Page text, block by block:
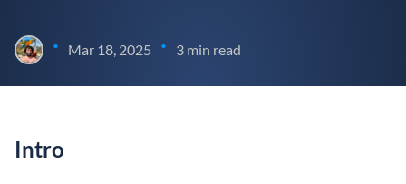
• Mar 18, 2025 • 3 min read
Intro